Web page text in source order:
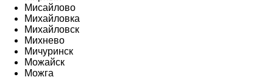
Мисайлово
Михайловка
Михайловск
Михнево
Мичуринск
Можайск
Можга